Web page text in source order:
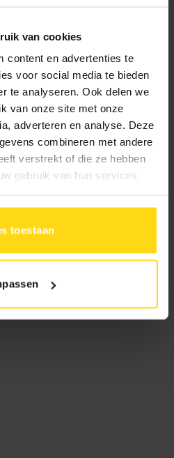
van cookies
content en advertenties te
voor social media te bieden
te analyseren. Ook delen we
van onze site met onze
adverteren en analyse. Deze
combineren met andere
verstrekt of die ze hebben
gebruik van hun services.
toestaan
vindt u bij ons een
Denk
, bedtextiel,
van Formesse.
zoek bent naar een
of beddengoed van
bij ons terecht.